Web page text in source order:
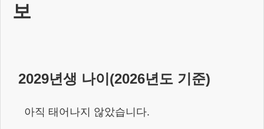
보
2029년생 나이(2026년도 기준)
아직 태어나지 않았습니다.